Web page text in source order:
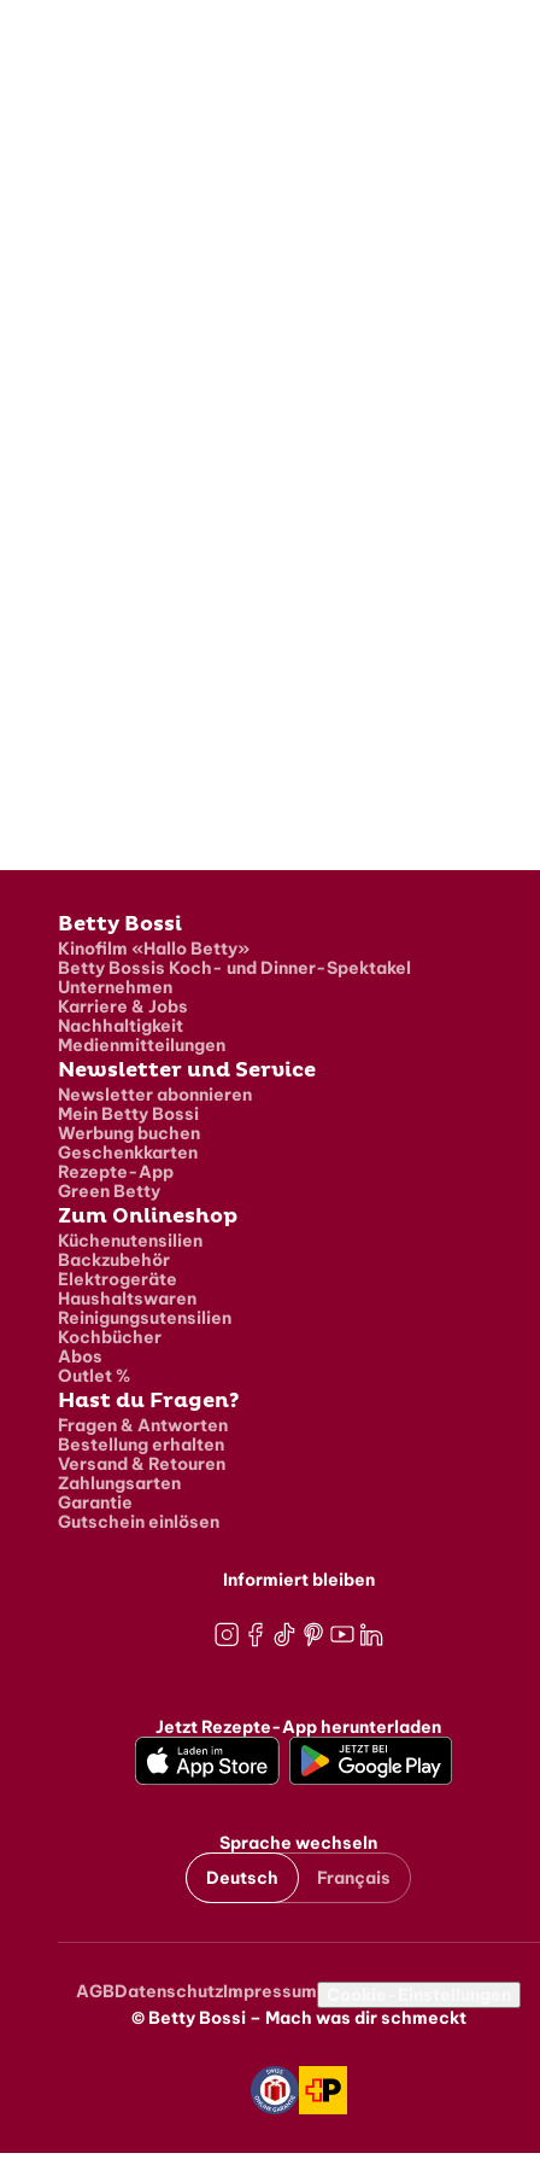
Fusszeile
Betty Bossi
Kinofilm «Hallo Betty»
Betty Bossis Koch- und Dinner-Spektakel
Unternehmen
Karriere & Jobs
Nachhaltigkeit
Medienmitteilungen
Newsletter und Service
Newsletter abonnieren
Mein Betty Bossi
Werbung buchen
Geschenkkarten
Rezepte-App
Green Betty
Zum Onlineshop
Küchenutensilien
Backzubehör
Elektrogeräte
Haushaltswaren
Reinigungsutensilien
Kochbücher
Abos
Outlet %
Hast du Fragen?
Fragen & Antworten
Bestellung erhalten
Versand & Retouren
Zahlungsarten
Garantie
Gutschein einlösen
Informiert bleiben
Jetzt Rezepte-App herunterladen
Sprache wechseln
Deutsch
Français
Metanavigation
AGBDatenschutzImpressum
© Betty Bossi – Mach was dir schmeckt